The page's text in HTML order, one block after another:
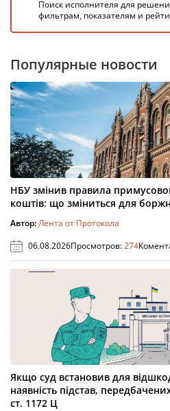
Поиск исполнителя для
фильтрам, показателям и
Популярные новости
НБУ змінив правила
коштів: що зміниться для
Автор:Лента от Протокола
06.08.2026Просмотров:274
Якщо суд встановив для
наявність підстав,
ст. 1172 Ц